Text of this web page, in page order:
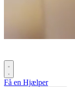
Få en Hjælper